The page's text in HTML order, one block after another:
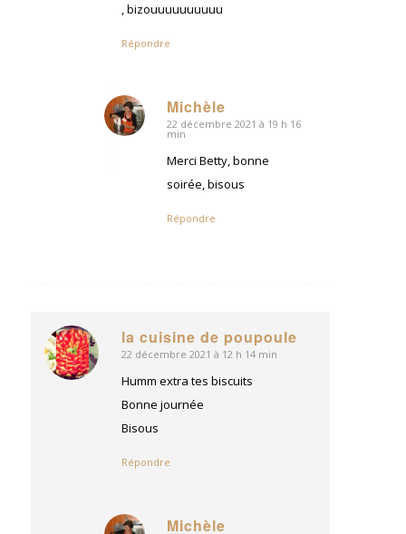
, bizouuuuuuuuuu
Répondre
Michèle
dit
22 décembre 2021 à 19 h 16
min
Merci Betty, bonne
soirée, bisous
Répondre
la cuisine de poupoule
dit
:
22 décembre 2021 à 12 h 14 min
Humm extra tes biscuits
Bonne journée
Bisous
Répondre
Michèle